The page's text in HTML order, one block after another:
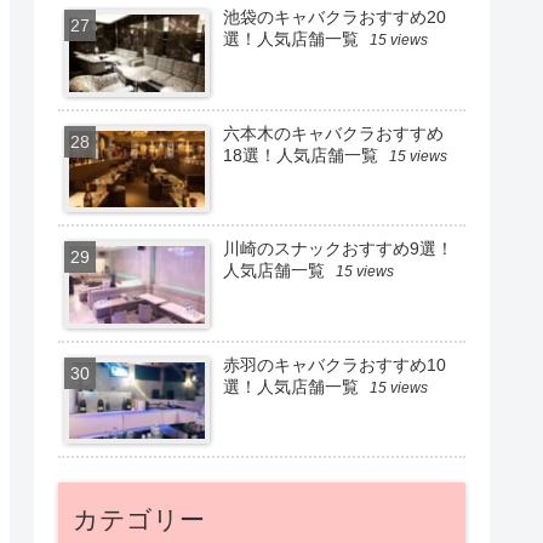
池袋のキャバクラおすすめ20
選！人気店舗一覧
15 views
六本木のキャバクラおすすめ
18選！人気店舗一覧
15 views
川崎のスナックおすすめ9選！
人気店舗一覧
15 views
赤羽のキャバクラおすすめ10
選！人気店舗一覧
15 views
カテゴリー